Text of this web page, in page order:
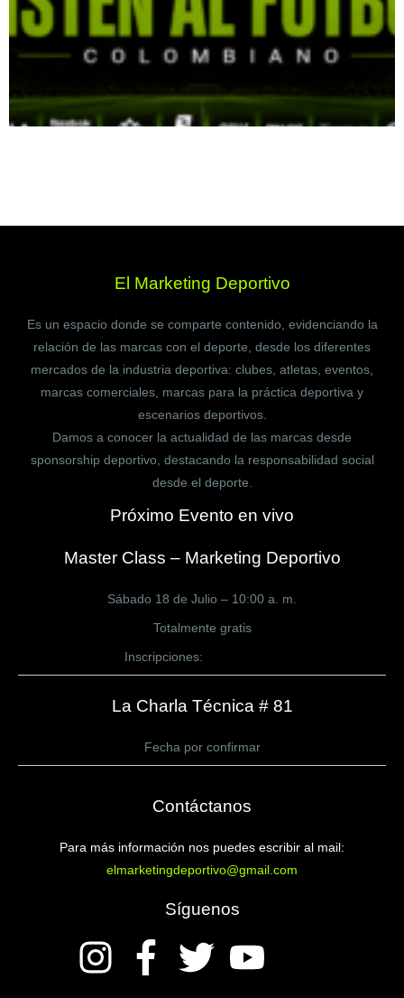
El Marketing Deportivo
Es un espacio donde se comparte contenido, evidenciando la
relación de las marcas con el deporte, desde los diferentes
mercados de la industria deportiva: clubes, atletas, eventos,
marcas comerciales, marcas para la práctica deportiva y
escenarios deportivos.
Damos a conocer la actualidad de las marcas desde
sponsorship deportivo, destacando la responsabilidad social
desde el deporte.
Próximo Evento en vivo
Master Class – Marketing Deportivo
Sábado 18 de Julio – 10:00 a. m.
Totalmente gratis
Inscripciones:
La Charla Técnica # 81
Fecha por confirmar
Contáctanos
Para más información nos puedes escribir al mail:
elmarketingdeportivo@gmail.com
Síguenos